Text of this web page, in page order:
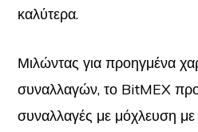
καλύτερα.
Μιλώντας για προηγμένα
συναλλαγών, το BitMEX
συναλλαγές με μόχλευση